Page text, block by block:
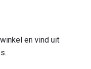
en vind uit